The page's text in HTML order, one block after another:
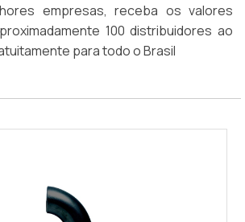
empresas, receba os valores
100 distribuidores ao
para todo o Brasil